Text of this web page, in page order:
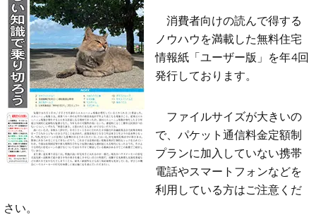
消費者向けの読んで得する
ノウハウを満載した無料住宅
情報紙「ユーザー版」を年4回
発行しております。
ファイルサイズが大きいの
で、パケット通信料金定額制
プランに加入していない携帯
電話やスマートフォンなどを
利用している方はご注意くだ
さい。